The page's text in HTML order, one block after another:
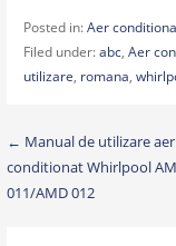
Posted in:Aer
Filed under:abc, Aer
utilizare, romana,
Post
navigation
← Manual de utilizare aer
conditionat Whirlpool
011/AMD 012